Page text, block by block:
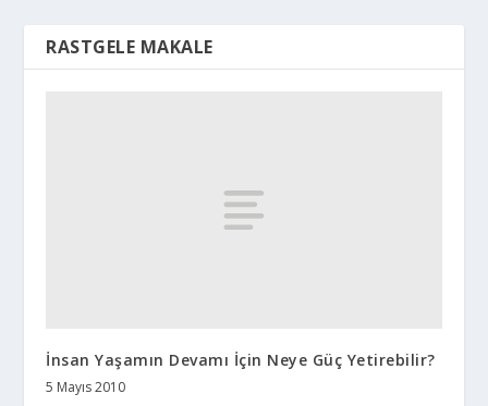
RASTGELE MAKALE
İnsan Yaşamın Devamı İçin Neye Güç Yetirebilir?
5 Mayıs 2010